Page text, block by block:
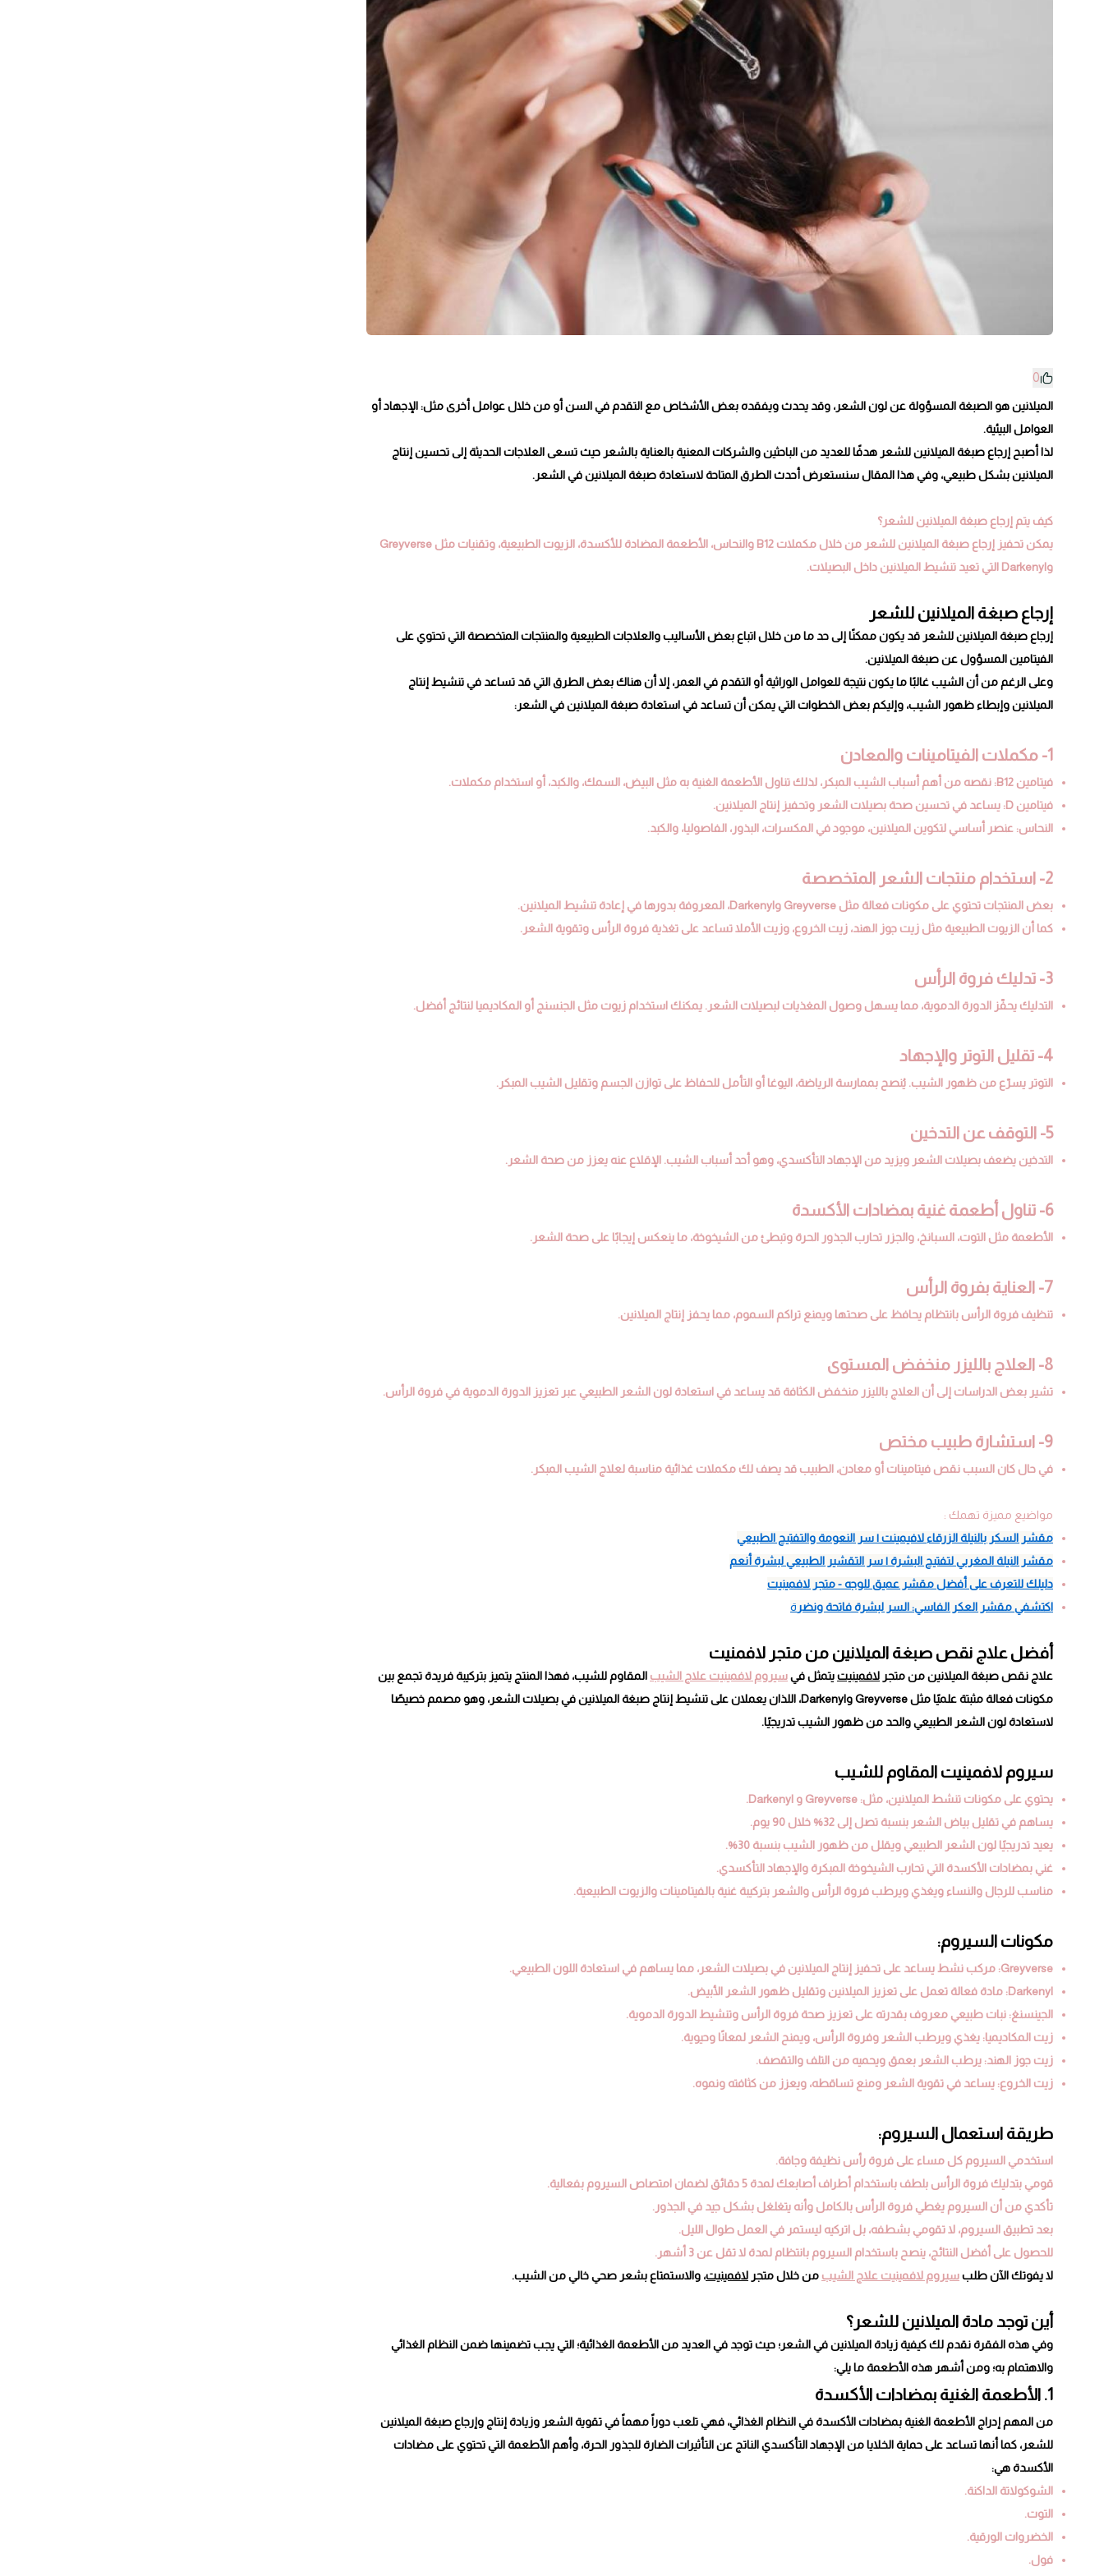
0
الميلانين هو الصبغة المسؤولة عن لون الشعر، وقد يحدث ويفقده بعض الأشخاص مع التقدم في السن أو من خلال عوامل أخرى مثل: الإجهاد أو
العوامل البيئية.
لذا أصبح إرجاع صبغة الميلانين للشعر هدفًا للعديد من الباحثين والشركات المعنية بالعناية بالشعر حيث تسعى العلاجات الحديثة إلى تحسين إنتاج
الميلانين بشكل طبيعي، وفي هذا المقال سنستعرض أحدث الطرق المتاحة لاستعادة صبغة الميلانين في الشعر.
كيف يتم إرجاع صبغة الميلانين للشعر؟
يمكن تحفيز إرجاع صبغة الميلانين للشعر من خلال مكملات B12 والنحاس، الأطعمة المضادة للأكسدة، الزيوت الطبيعية، وتقنيات مثل Greyverse
وDarkenyl التي تعيد تنشيط الميلانين داخل البصيلات.
إرجاع صبغة الميلانين للشعر
إرجاع صبغة الميلانين للشعر قد يكون ممكنًا إلى حد ما من خلال اتباع بعض الأساليب والعلاجات الطبيعية والمنتجات المتخصصة التي تحتوي على
الفيتامين المسؤول عن صبغة الميلانين.
وعلى الرغم من أن الشيب غالبًا ما يكون نتيجة للعوامل الوراثية أو التقدم في العمر، إلا أن هناك بعض الطرق التي قد تساعد في تنشيط إنتاج
الميلانين وإبطاء ظهور الشيب، وإليكم بعض الخطوات التي يمكن أن تساعد في استعادة صبغة الميلانين في الشعر:
1- مكملات الفيتامينات والمعادن
فيتامين B12: نقصه من أهم أسباب الشيب المبكر، لذلك تناول الأطعمة الغنية به مثل البيض، السمك، والكبد، أو استخدام مكملات.
فيتامين D: يساعد في تحسين صحة بصيلات الشعر وتحفيز إنتاج الميلانين.
النحاس: عنصر أساسي لتكوين الميلانين، موجود في المكسرات، البذور، الفاصوليا، والكبد.
2- استخدام منتجات الشعر المتخصصة
بعض المنتجات تحتوي على مكونات فعالة مثل Greyverse وDarkenyl، المعروفة بدورها في إعادة تنشيط الميلانين.
كما أن الزيوت الطبيعية مثل زيت جوز الهند، زيت الخروع، وزيت الأملا تساعد على تغذية فروة الرأس وتقوية الشعر.
3- تدليك فروة الرأس
التدليك يحفّز الدورة الدموية، مما يسهل وصول المغذيات لبصيلات الشعر. يمكنك استخدام زيوت مثل الجنسنج أو المكاديميا لنتائج أفضل.
4- تقليل التوتر والإجهاد
التوتر يسرّع من ظهور الشيب. يُنصح بممارسة الرياضة، اليوغا أو التأمل للحفاظ على توازن الجسم وتقليل الشيب المبكر.
5- التوقف عن التدخين
التدخين يضعف بصيلات الشعر ويزيد من الإجهاد التأكسدي، وهو أحد أسباب الشيب. الإقلاع عنه يعزز من صحة الشعر.
6- تناول أطعمة غنية بمضادات الأكسدة
الأطعمة مثل التوت، السبانخ، والجزر تحارب الجذور الحرة وتبطئ من الشيخوخة، ما ينعكس إيجابًا على صحة الشعر.
7- العناية بفروة الرأس
تنظيف فروة الرأس بانتظام يحافظ على صحتها ويمنع تراكم السموم، مما يحفز إنتاج الميلانين.
8- العلاج بالليزر منخفض المستوى
تشير بعض الدراسات إلى أن العلاج بالليزر منخفض الكثافة قد يساعد في استعادة لون الشعر الطبيعي عبر تعزيز الدورة الدموية في فروة الرأس.
9- استشارة طبيب مختص
في حال كان السبب نقص فيتامينات أو معادن، الطبيب قد يصف لك مكملات غذائية مناسبة لعلاج الشيب المبكر.
مواضيع مميزة تهمك :
مقشر السكر بالنيلة الزرقاء لافيمينت | سر النعومة والتفتيح الطبيعي
مقشر النيلة المغربي لتفتيح البشرة | سر التقشير الطبيعي لبشرة أنعم
دليلك للتعرف على أفضل مقشر عميق للوجه - متجر لافمينيت
اكتشفي مقشر العكر الفاسي: السر لبشرة فاتحة ونضر ة
أفضل علاج نقص صبغة الميلانين من متجر لافمنيت
علاج نقص صبغة الميلانين من متجر لافمينيتيتمثل فيسيروم لافمينيت علاج الشيب المقاوم للشيب، فهذا المنتج يتميز بتركيبة فريدة تجمع بين
مكونات فعالة مثبتة علميًا مثل Greyverse وDarkenyl، اللذان يعملان على تنشيط إنتاج صبغة الميلانين في بصيلات الشعر، وهو مصمم خصيصًا
لاستعادة لون الشعر الطبيعي والحد من ظهور الشيب تدريجيًا.
سيروم لافمينيت المقاوم للشيب
يحتوي على مكونات تنشط الميلانين، مثل: Greyverse و Darkenyl.
يساهم في تقليل بياض الشعر بنسبة تصل إلى 32% خلال 90 يوم.
يعيد تدريجيًا لون الشعر الطبيعي ويقلل من ظهور الشيب بنسبة 30%.
غني بمضادات الأكسدة التي تحارب الشيخوخة المبكرة والإجهاد التأكسدي.
مناسب للرجال والنساء ويغذي ويرطب فروة الرأس والشعر بتركيبة غنية بالفيتامينات والزيوت الطبيعية.
مكونات السيروم:
Greyverse: مركب نشط يساعد على تحفيز إنتاج الميلانين في بصيلات الشعر، مما يساهم في استعادة اللون الطبيعي.
Darkenyl: مادة فعالة تعمل على تعزيز الميلانين وتقليل ظهور الشعر الأبيض.
الجينسنغ: نبات طبيعي معروف بقدرته على تعزيز صحة فروة الرأس وتنشيط الدورة الدموية.
زيت المكاديميا: يغذي ويرطب الشعر وفروة الرأس، ويمنح الشعر لمعانًا وحيوية.
زيت جوز الهند: يرطب الشعر بعمق ويحميه من التلف والتقصف.
زيت الخروع: يساعد في تقوية الشعر ومنع تساقطه، ويعزز من كثافته ونموه.
طريقة استعمال السيروم:
استخدمي السيروم كل مساء على فروة رأس نظيفة وجافة.
قومي بتدليك فروة الرأس بلطف باستخدام أطراف أصابعك لمدة 5 دقائق لضمان امتصاص السيروم بفعالية.
تأكدي من أن السيروم يغطي فروة الرأس بالكامل وأنه يتغلغل بشكل جيد في الجذور.
بعد تطبيق السيروم، لا تقومي بشطفه، بل اتركيه ليستمر في العمل طوال الليل.
للحصول على أفضل النتائج، ينصح باستخدام السيروم بانتظام لمدة لا تقل عن 3 أشهر.
لا يفوتك الآن طلبسيروم لافمينيت علاج الشيب من خلال متجر لافمينيت، والاستمتاع بشعر صحي خالي من الشيب.
أين توجد مادة الميلانين للشعر؟
وفي هذه الفقرة نقدم لك كيفية زيادة الميلانين في الشعر؛ حيث توجد في العديد من الأطعمة الغذائية؛ التي يجب تضمينها ضمن النظام الغذائي
والاهتمام به؛ ومن أشهر هذه الأطعمة ما يلي:
1. الأطعمة الغنية بمضادات الأكسدة
من المهم إدراج الأطعمة الغنية بمضادات الأكسدة في النظام الغذائي، فهي تلعب دوراً مهماً في تقوية الشعر وزيادة إنتاج وإرجاع صبغة الميلانين
للشعر، كما أنها تساعد على حماية الخلايا من الإجهاد التأكسدي الناتج عن التأثيرات الضارة للجذور الحرة، وأهم الأطعمة التي تحتوي على مضادات
الأكسدة هي:
الشوكولاتة الداكنة.
التوت.
الخضروات الورقية.
فول.